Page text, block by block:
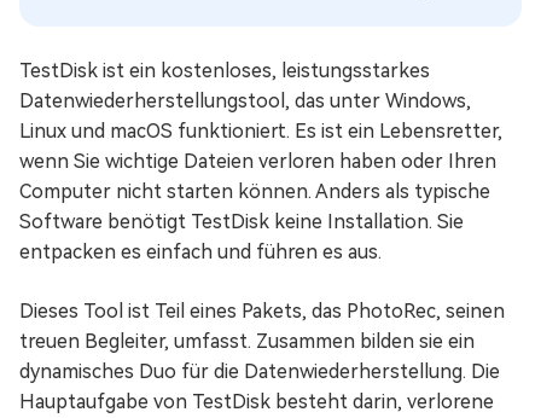
TestDisk ist ein kostenloses, leistungsstarkes
Datenwiederherstellungstool, das unter Windows,
Linux und macOS funktioniert. Es ist ein Lebensretter,
wenn Sie wichtige Dateien verloren haben oder Ihren
Computer nicht starten können. Anders als typische
Software benötigt TestDisk keine Installation. Sie
entpacken es einfach und führen es aus.
Dieses Tool ist Teil eines Pakets, das PhotoRec, seinen
treuen Begleiter, umfasst. Zusammen bilden sie ein
dynamisches Duo für die Datenwiederherstellung. Die
Hauptaufgabe von TestDisk besteht darin, verlorene